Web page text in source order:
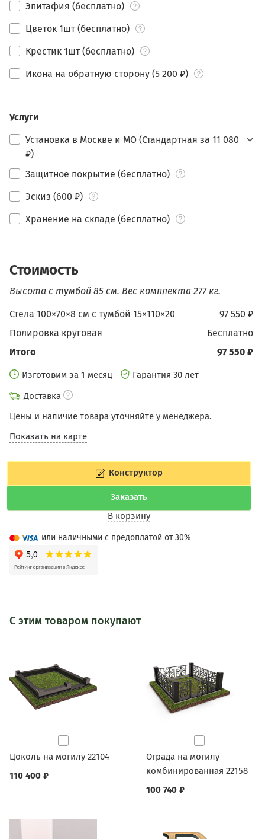
Эпитафия (бесплатно)
Цветок 1шт (бесплатно)
Крестик 1шт (бесплатно)
Икона на обратную сторону (5 200 ₽)
Услуги
Установка в Москве и МО (Стандартная за 11 080
₽)
Защитное покрытие (бесплатно)
Эскиз (600 ₽)
Хранение на складе (бесплатно)
Стоимость
Высота с тумбой 85 см. Вес комплекта 277 кг.
97 550 ₽
Стела 100×70×8 см с тумбой 15×110×20
бесплатно
Полировка круговая
97 550 ₽
Итого
Изготовим за 1 месяц
Гарантия 30 лет
Доставка
Цены и наличие товара уточняйте у менеджера.
Показать на карте
Конструктор
Заказать
В корзину
или наличными с предоплатой от 30%
С этим товаром покупают
Цоколь на могилу 22104
110 400 ₽
Ограда на могилу
комбинированная 22158
100 740 ₽